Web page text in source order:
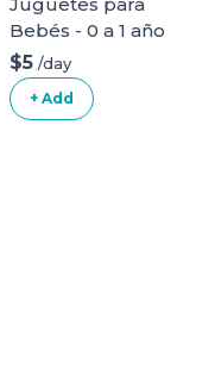
Bebés - 0 a 1 año
$5 /day
+ Add